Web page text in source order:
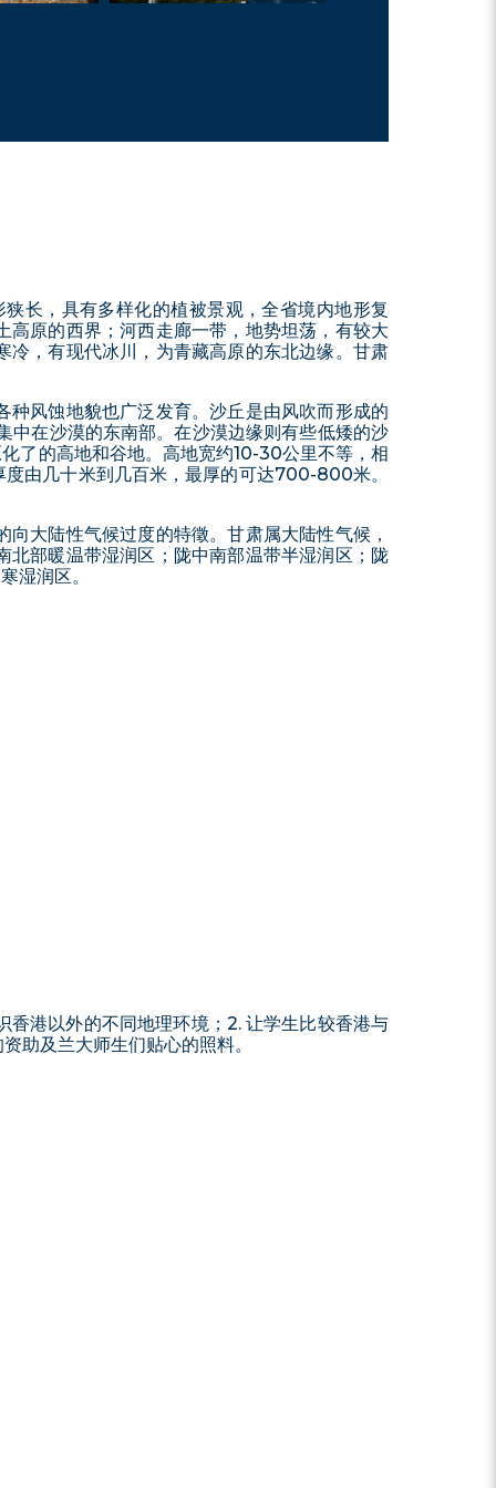
长，具有多样化的植被景观，全省境内地形复
原的西界；河西走廊一带，地势坦荡，有较大
，有现代冰川，为青藏高原的东北边缘。甘肃
风蚀地貌也广泛发育。沙丘是由风吹而形成的
在沙漠的东南部。在沙漠边缘则有些低矮的沙
了的高地和谷地。高地宽约10-30公里不等，相
由几十米到几百米，最厚的可达700-800米。
大陆性气候过度的特徵。甘肃属大陆性气候，
部暖温带湿润区；陇中南部温带半湿润区；陇
湿润区。
港以外的不同地理环境；2. 让学生比较香港与
助及兰大师生们贴心的照料。